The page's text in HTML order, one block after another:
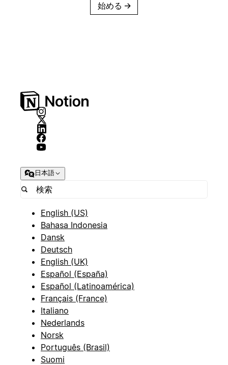
始める →
日本語
English (US)
Bahasa Indonesia
Dansk
Deutsch
English (UK)
Español (España)
Español (Latinoamérica)
Français (France)
Italiano
Nederlands
Norsk
Português (Brasil)
Suomi